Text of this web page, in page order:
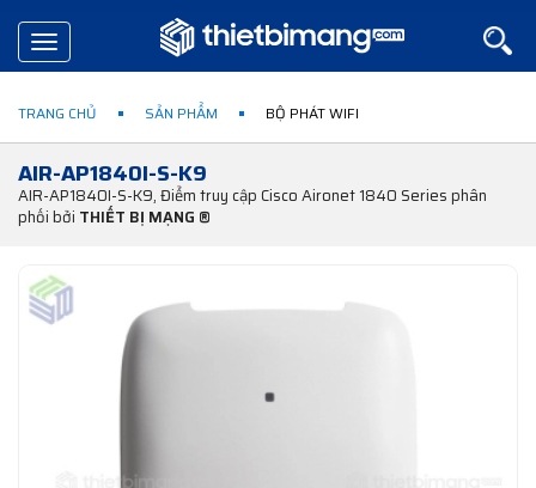
Toggle
navigation
TRANG CHỦ SẢN PHẨM BỘ PHÁT WIFI
AIR-AP1840I-S-K9
AIR-AP1840I-S-K9, Điểm truy cập Cisco Aironet 1840 Series phân
phối bởi THIẾT BỊ MẠNG ®